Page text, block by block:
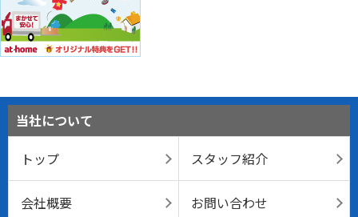
当社について
トップ
スタッフ紹介
会社概要 お問い合わせ